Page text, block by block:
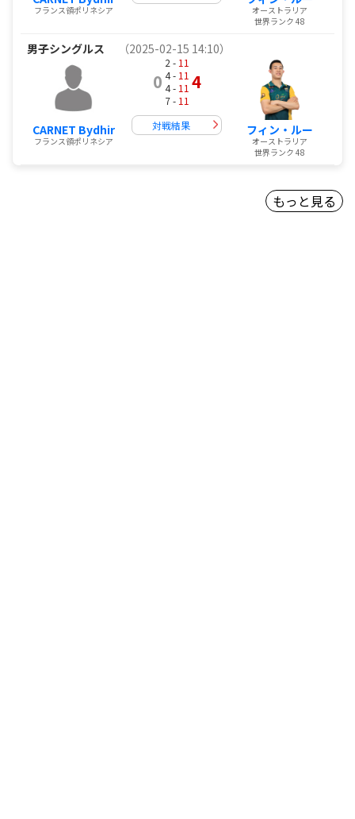
フランス領ポリネシア
オーストラリア
世界ランク 48
男子シングルス （2025-02-15 14:10）
CARNET Bydhir
フランス領ポリネシア
0
2 - 11
4 - 11
4 - 11
7 - 11
4
対戦結果 フィン・ルー
オーストラリア
世界ランク 48
もっと見る